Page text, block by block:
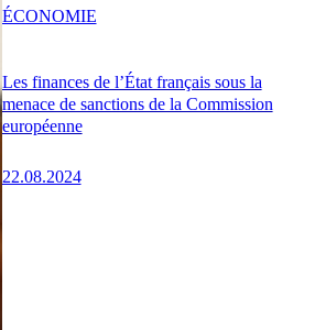
Les finances de l’État français sous la
menace de sanctions de la Commission
européenne
22.08.2024
ÉCONOMIE